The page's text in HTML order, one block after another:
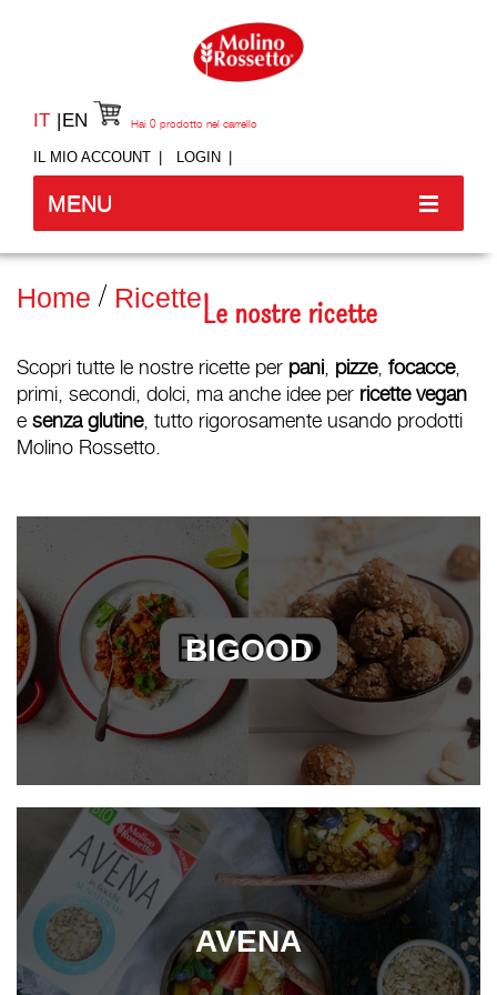
IT EN
IL MIO ACCOUNT LOGIN
Hai 0 prodotto nel carrello
MENU
Home RicetteLe nostre ricette
Scopri tutte le nostre ricette per pani pizze, focacce,
primi, secondi, dolci, ma anche idee per ricette vegan
e senza glutine, tutto rigorosamente usando prodotti
Molino Rossetto.
BIGOOD
AVENA